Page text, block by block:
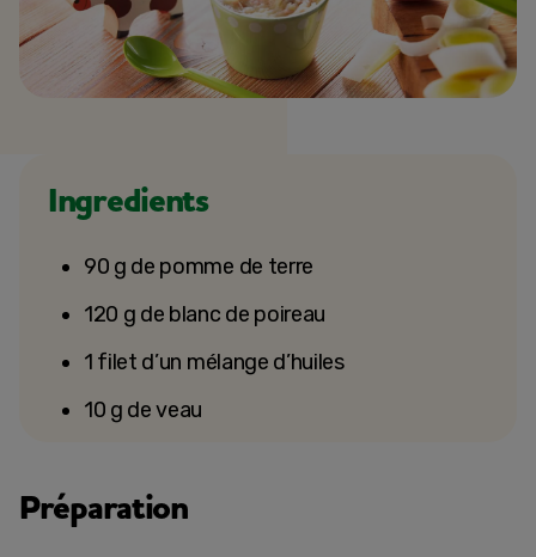
Ingredients
90 g de pomme de terre
120 g de blanc de poireau
1 filet d’un mélange d’huiles
10 g de veau
Préparation